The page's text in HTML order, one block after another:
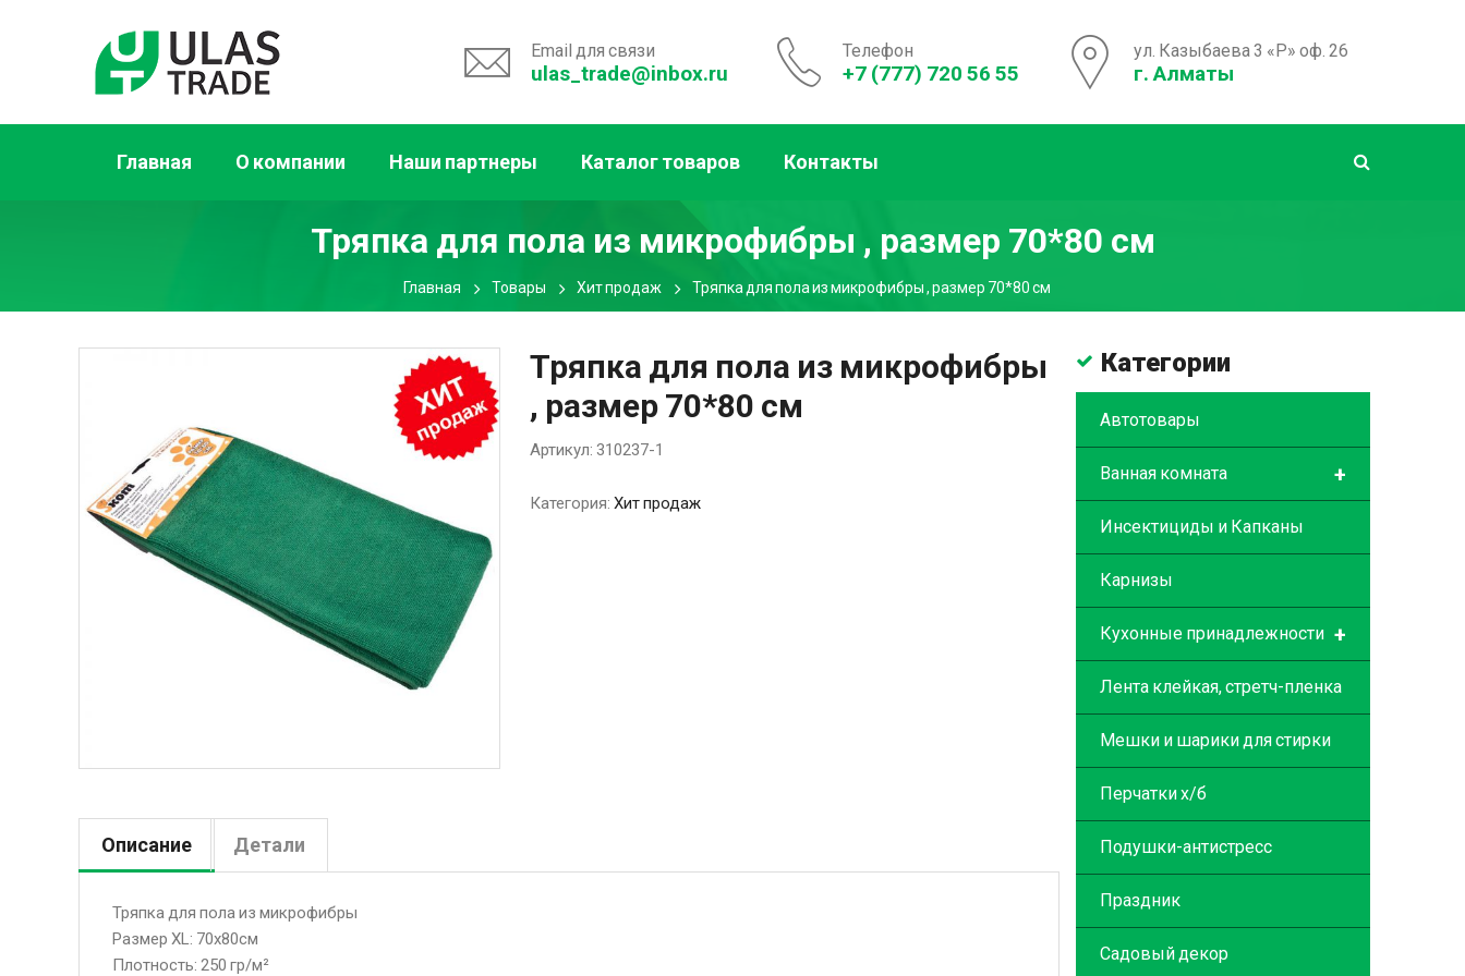
Email для связи
ulas_trade@inbox.ru
Телефон
+7 (777) 720 56 55
ул. Казыбаева 3 «Р» оф. 26
г. Алматы
Главная О компании Наши партнеры Каталог товаров Контакты
Тряпка для пола из микрофибры , размер 70*80 см
Главная Товары Хит продаж Тряпка для пола из микрофибры , размер 70*80 см
Тряпка для пола из микрофибры
, размер 70*80 см
Артикул: 310237-1
Категория: Хит продаж
Описание Детали
Тряпка для пола из микрофибры
Размер XL: 70х80см
Плотность: 250 гp/м²
Категории
Автотовары
+
Ванная комната
Инсектициды и Капканы
Карнизы
+
Кухонные принадлежности
Лента клейкая, стретч-пленка
Мешки и шарики для стирки
Перчатки х/б
Подушки-антистресс
Праздник
Садовый декор